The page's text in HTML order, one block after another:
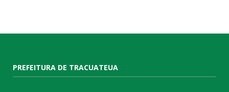
PREFEITURA DE TRACUATEUA